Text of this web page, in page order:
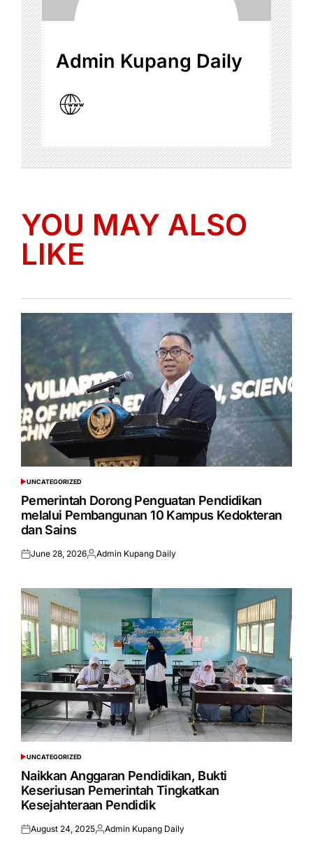
Admin Kupang Daily
YOU MAY ALSO
LIKE
POSTED
IN
UNCATEGORIZED
Pemerintah Dorong Penguatan Pendidikan
melalui Pembangunan 10 Kampus Kedokteran
dan Sains
Posted
June 28, 2026Posted
Admin Kupang Daily
POSTED
IN
UNCATEGORIZED
Naikkan Anggaran Pendidikan, Bukti
Keseriusan Pemerintah Tingkatkan
Kesejahteraan Pendidik
Posted
August 24, 2025Posted
Admin Kupang Daily